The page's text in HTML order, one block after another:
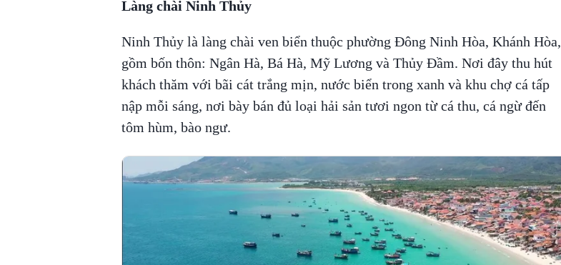
Làng chài Ninh Thủy
Ninh Thủy là làng chài ven biển thuộc phường Đông Ninh Hòa, Khánh Hòa,
gồm bốn thôn: Ngân Hà, Bá Hà, Mỹ Lương và Thủy Đầm. Nơi đây thu hút
khách thăm với bãi cát trắng mịn, nước biển trong xanh và khu chợ cá tấp
nập mỗi sáng, nơi bày bán đủ loại hải sản tươi ngon từ cá thu, cá ngừ đến
tôm hùm, bào ngư.